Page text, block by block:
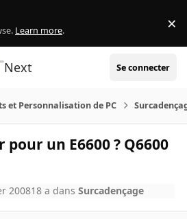
Learn more. ×
Next Se connecter
et Personnalisation de PC
pour un E6600 ? Q6600
200818 a dansSurcadençage